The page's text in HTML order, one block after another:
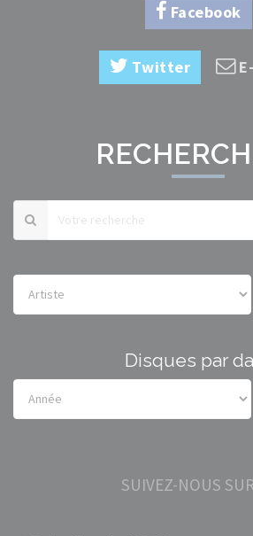
Facebook
Twitter
Disques par
SUIVEZ-NOUS